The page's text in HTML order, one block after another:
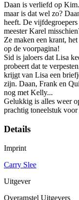
Daan is verliefd op
maar is dat wel zo?
heeft. De
meester Karel
Ze maken een krant,
op de voorpagina!
Sid is jaloers dat Lisa
probeert dat te
krijgt van Lisa een
zijn. Daan, Frank en
nog met Kelly...
Gelukkig is alles weer
prachtig toneelstuk
Details
Imprint
Carry Slee
Uitgever
Overamstel Uitgevers